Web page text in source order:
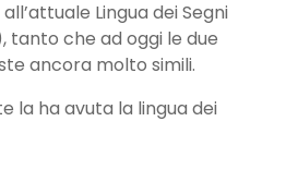
Lingua dei Segni
tanto che ad oggi le due
ancora molto simili.
la ha avuta la lingua dei